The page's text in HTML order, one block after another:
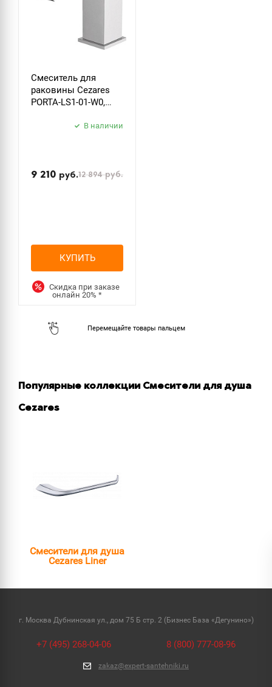
Смеситель для
раковины Cezares
PORTA-LS1-01-W0,
В наличии
9 210 руб.12 894руб.
КУПИТЬ
Скидка при заказе
онлайн20%*
Популярные коллекции Смесители для душа
Cezares
Смесители для душа
Cezares Liner
г. Москва Дубнинская ул., дом 75 Б стр. 2 (Бизнес База «Дегунино»)
+7 (495) 268-04-06 8 (800) 777-08-96
zakaz@expert-santehniki.ru